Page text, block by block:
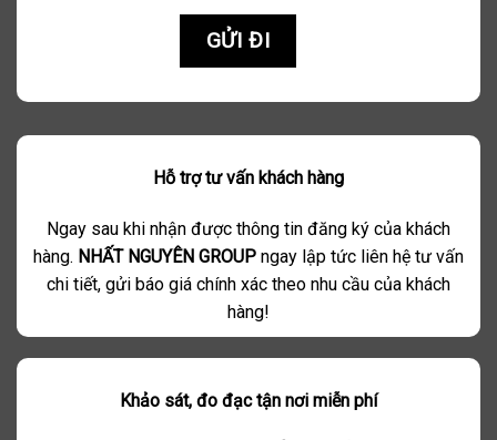
Hỗ trợ tư vấn khách hàng
Ngay sau khi nhận được thông tin đăng ký của khách
hàng. NHẤT NGUYÊN GROUP ngay lập tức liên hệ tư vấn
chi tiết, gửi báo giá chính xác theo nhu cầu của khách
hàng!
Khảo sát, đo đạc tận nơi miễn phí